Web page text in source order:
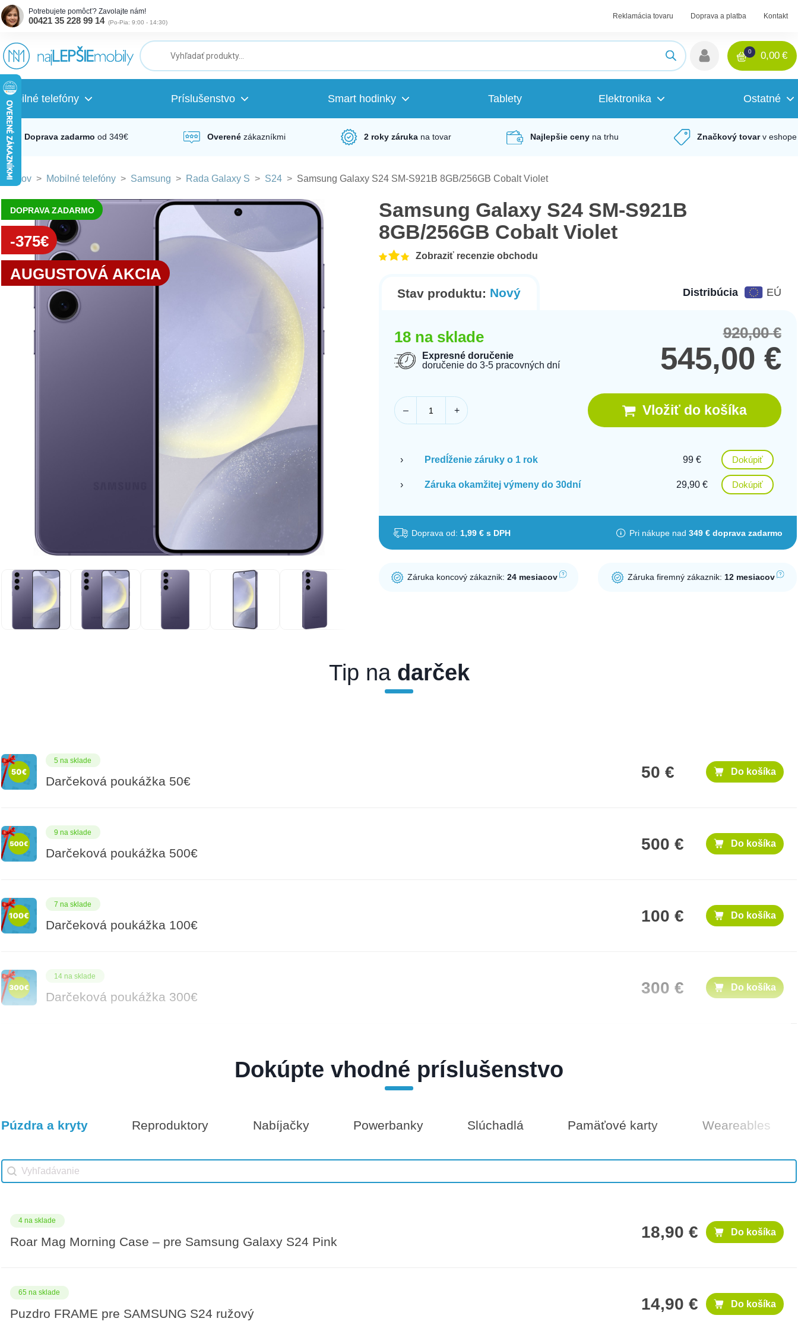
Potrebujete pomôcť? Zavolajte nám!
00421 35 228 99 14 (Po-Pia: 9:00 - 14:30)
Reklamácia tovaru Doprava a platba Kontakt
0 0,00 €
Mobilné telefóny Príslušenstvo Smart hodinky Tablety Elektronika Ostatné
Doprava zadarmo od 349€ Overené zákazníkmi 2 roky záruka na tovar Najlepšie ceny na trhu Značkový tovar v eshope
Domov > Mobilné telefóny > Samsung > Rada Galaxy S > S24 > Samsung Galaxy S24 SM-S921B 8GB/256GB Cobalt Violet
DOPRAVA ZADARMO
-375€
AUGUSTOVÁ AKCIA
Samsung Galaxy S24 SM-S921B
8GB/256GB Cobalt Violet
Zobraziť recenzie obchodu
Stav produktu: Nový Distribúcia EÚ
18 na sklade
Expresné doručenie
doručenie do 3-5 pracovných dní
920,00€
545,00 €
– + Vložiť do košíka
› Predĺženie záruky o 1 rok 99 € Dokúpiť
› Záruka okamžitej výmeny do 30dní 29,90 € Dokúpiť
Doprava od: 1,99 € s DPH Pri nákupe nad 349 € doprava zadarmo
Záruka koncový zákaznik:24 mesiacov Záruka firemný zákaznik:12 mesiacov
Tip nadarček
5 na sklade
Darčeková poukážka 50€
50 € Do košíka
9 na sklade
Darčeková poukážka 500€
500 € Do košíka
7 na sklade
Darčeková poukážka 100€
100 € Do košíka
14 na sklade
Darčeková poukážka 300€
300 € Do košíka
12 na sklade
25 € Do košíka
Dokúpte vhodné príslušenstvo
Vhodné príslušenstvo
Púzdra a kryty Reproduktory Nabíjačky Powerbanky Slúchadlá Pamäťové karty Weareables
Vhodné príslušenstvo search
Search content
4 na sklade
Roar Mag Morning Case – pre Samsung Galaxy S24 Pink
18,90 € Do košíka
65 na sklade
Puzdro FRAME pre SAMSUNG S24 ružový
14,90 € Do košíka